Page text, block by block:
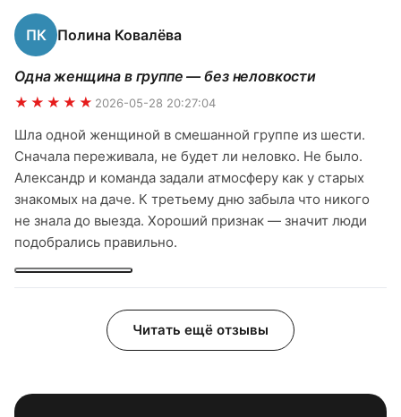
ПК Полина Ковалёва
Одна женщина в группе — без неловкости
★★★★★ 2026-05-28 20:27:04
Шла одной женщиной в смешанной группе из шести.
Сначала переживала, не будет ли неловко. Не было.
Александр и команда задали атмосферу как у старых
знакомых на даче. К третьему дню забыла что никого
не знала до выезда. Хороший признак — значит люди
подобрались правильно.
Читать ещё отзывы